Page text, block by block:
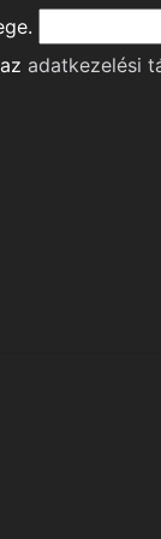
adatkezelési